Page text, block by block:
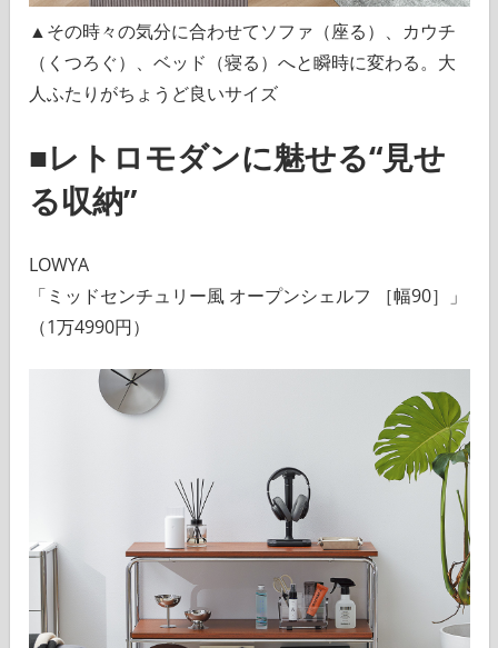
▲その時々の気分に合わせてソファ（座る）、カウチ
（くつろぐ）、ベッド（寝る）へと瞬時に変わる。大
人ふたりがちょうど良いサイズ
■レトロモダンに魅せる“見せ
る収納”
LOWYA
「ミッドセンチュリー風 オープンシェルフ ［幅90］」
（1万4990円）